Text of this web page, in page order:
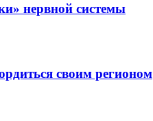
нервной системы
своим регионом